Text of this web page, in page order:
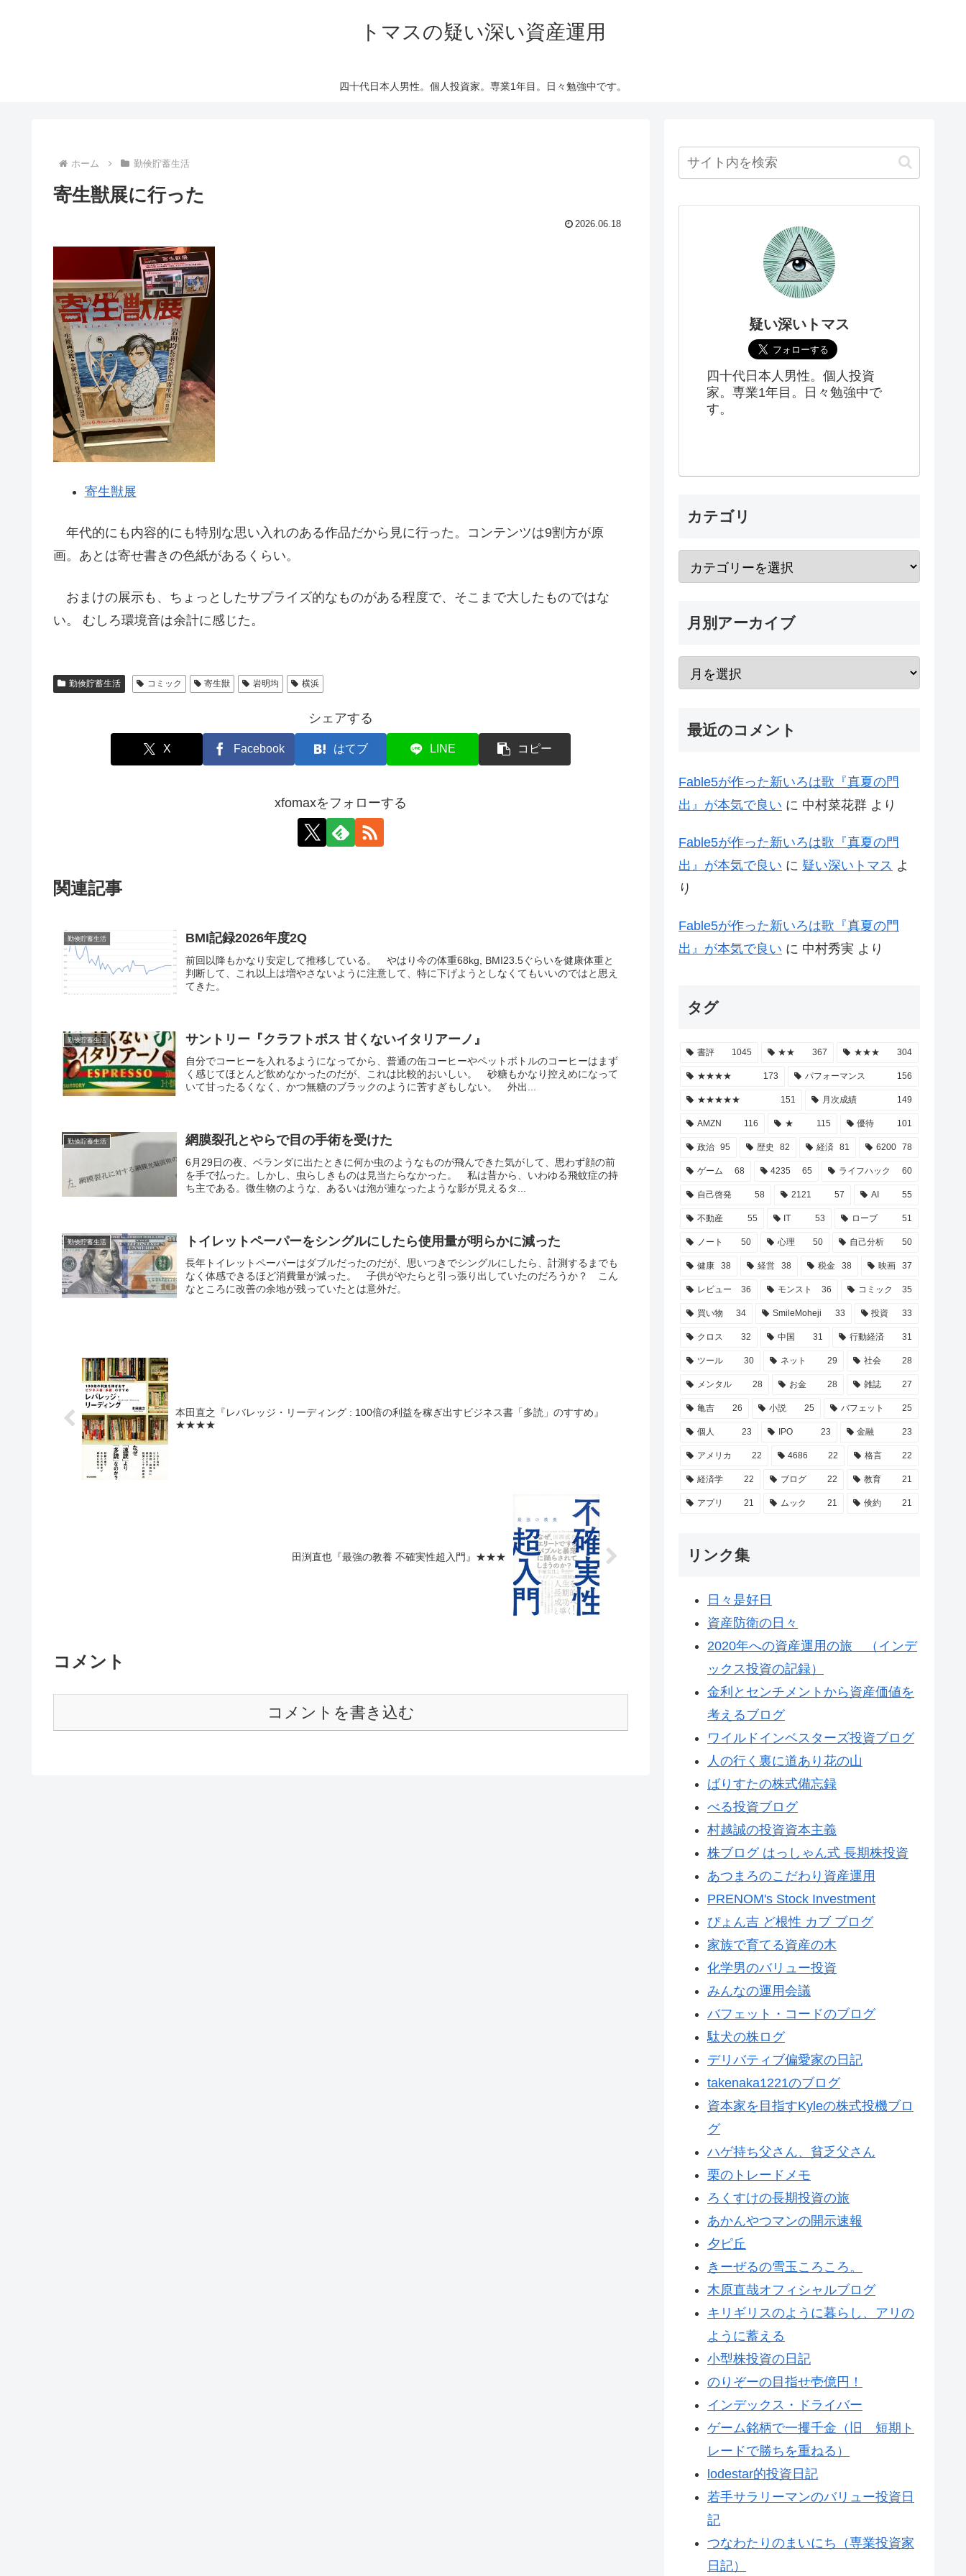
トマスの疑い深い資産運用
四十代日本人男性。個人投資家。専業1年目。日々勉強中です。
ホーム 勤倹貯蓄生活
寄生獣展に行った
2026.06.18
寄生獣展
年代的にも内容的にも特別な思い入れのある作品だから見に行った。コンテンツは9割方が原
画。あとは寄せ書きの色紙があるくらい。
おまけの展示も、ちょっとしたサプライズ的なものがある程度で、そこまで大したものではな
い。 むしろ環境音は余計に感じた。
勤倹貯蓄生活 コミック 寄生獣 岩明均 横浜
シェアする
X Facebook はてブ LINE コピー
xfomaxをフォローする
関連記事
勤倹貯蓄生活 BMI記録2026年度2Q
前回以降もかなり安定して推移している。 やはり今の体重68kg, BMI23.5ぐらいを健康体重と
判断して、これ以上は増やさないように注意して、特に下げようとしなくてもいいのではと思え
てきた。
勤倹貯蓄生活 サントリー『クラフトボス 甘くないイタリアーノ』
自分でコーヒーを入れるようになってから、普通の缶コーヒーやペットボトルのコーヒーはまず
く感じてほとんど飲めなかったのだが、これは比較的おいしい。 砂糖もかなり控えめになって
いて甘ったるくなく、かつ無糖のブラックのように苦すぎもしない。 外出...
勤倹貯蓄生活 網膜裂孔とやらで目の手術を受けた
6月29日の夜、ベランダに出たときに何か虫のようなものが飛んできた気がして、思わず顔の前
を手で払った。しかし、虫らしきものは見当たらなかった。 私は昔から、いわゆる飛蚊症の持
ち主である。微生物のような、あるいは泡が連なったような影が見えるタ...
勤倹貯蓄生活 トイレットペーパーをシングルにしたら使用量が明らかに減った
長年トイレットペーパーはダブルだったのだが、思いつきでシングルにしたら、計測するまでも
なく体感できるほど消費量が減った。 子供がやたらと引っ張り出していたのだろうか？ こん
なところに改善の余地が残っていたとは意外だ。
本田直之『レバレッジ・リーディング : 100倍の利益を稼ぎ出すビジネス書「多読」のすすめ』
★★★★
田渕直也『最強の教養 不確実性超入門』★★★
コメント
コメントを書き込む
疑い深いトマス
四十代日本人男性。個人投資
家。専業1年目。日々勉強中で
す。
カテゴリ
月別アーカイブ
最近のコメント
Fable5が作った新いろは歌『真夏の門
出』が本気で良い に 中村菜花群 より
Fable5が作った新いろは歌『真夏の門
出』が本気で良い に 疑い深いトマス よ
り
Fable5が作った新いろは歌『真夏の門
出』が本気で良い に 中村秀実 より
タグ
書評 1045 ★★ 367 ★★★ 304
★★★★ 173 パフォーマンス 156
★★★★★ 151 月次成績 149
AMZN 116 ★ 115 優待 101
政治 95 歴史 82 経済 81 6200 78
ゲーム 68 4235 65 ライフハック 60
自己啓発 58 2121 57 AI 55
不動産 55 IT 53 ローブ 51
ノート 50 心理 50 自己分析 50
健康 38 経営 38 税金 38 映画 37
レビュー 36 モンスト 36 コミック 35
買い物 34 SmileMoheji 33 投資 33
クロス 32 中国 31 行動経済 31
ツール 30 ネット 29 社会 28
メンタル 28 お金 28 雑誌 27
亀吉 26 小説 25 バフェット 25
個人 23 IPO 23 金融 23
アメリカ 22 4686 22 格言 22
経済学 22 ブログ 22 教育 21
アプリ 21 ムック 21 倹約 21
リンク集
日々是好日
資産防衛の日々
2020年への資産運用の旅 （インデ
ックス投資の記録）
金利とセンチメントから資産価値を
考えるブログ
ワイルドインベスターズ投資ブログ
人の行く裏に道あり花の山
ばりすたの株式備忘録
べる投資ブログ
村越誠の投資資本主義
株ブログ はっしゃん式 長期株投資
あつまろのこだわり資産運用
PRENOM's Stock Investment
ぴょん吉 ど根性 カブ ブログ
家族で育てる資産の木
化学男のバリュー投資
みんなの運用会議
バフェット・コードのブログ
駄犬の株ログ
デリバティブ偏愛家の日記
takenaka1221のブログ
資本家を目指すKyleの株式投機ブロ
グ
ハゲ持ち父さん、貧乏父さん
栗のトレードメモ
ろくすけの長期投資の旅
あかんやつマンの開示速報
夕ピ丘
きーぜるの雪玉ころころ。
木原直哉オフィシャルブログ
キリギリスのように暮らし、アリの
ように蓄える
小型株投資の日記
のりぞーの目指せ壱億円！
インデックス・ドライバー
ゲーム銘柄で一攫千金（旧 短期ト
レードで勝ちを重ねる）
lodestar的投資日記
若手サラリーマンのバリュー投資日
記
つなわたりのまいにち（専業投資家
日記）